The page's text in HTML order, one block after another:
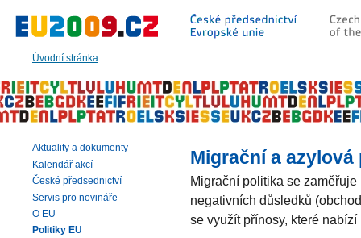
Úvodní stránka
hlavní
|
navigaci
|
vyhledávání
Migrační a azylová
Migrační politika se
negativních důsledků
se využít přínosy, které
Aktuality a dokumenty
Kalendář akcí
České předsednictví
Servis pro novináře
O EU
Politiky EU